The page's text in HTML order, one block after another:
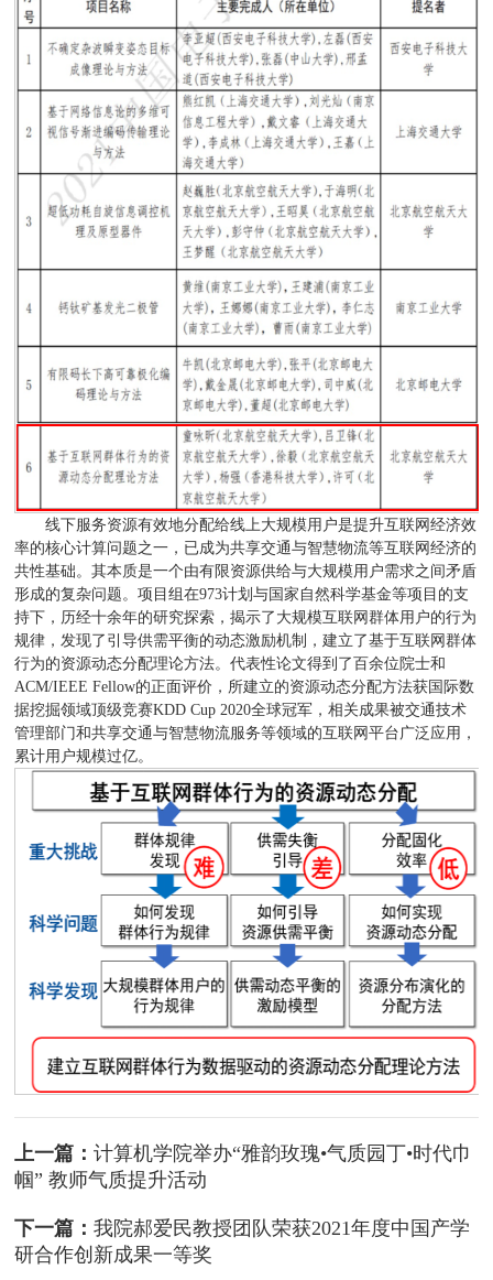
线下服务资源有效地分配给线上大规模用户是提升互联网经济效
率的核心计算问题之一，已成为共享交通与智慧物流等互联网经济的
共性基础。其本质是一个由有限资源供给与大规模用户需求之间矛盾
形成的复杂问题。项目组在973计划与国家自然科学基金等项目的支
持下，历经十余年的研究探索，揭示了大规模互联网群体用户的行为
规律，发现了引导供需平衡的动态激励机制，建立了基于互联网群体
行为的资源动态分配理论方法。代表性论文得到了百余位院士和
ACM/IEEE Fellow的正面评价，所建立的资源动态分配方法获国际数
据挖掘领域顶级竞赛KDD Cup 2020全球冠军，相关成果被交通技术
管理部门和共享交通与智慧物流服务等领域的互联网平台广泛应用，
累计用户规模过亿。
上一篇：计算机学院举办“雅韵玫瑰•气质园丁•时代巾
帼” 教师气质提升活动
下一篇：我院郝爱民教授团队荣获2021年度中国产学
研合作创新成果一等奖